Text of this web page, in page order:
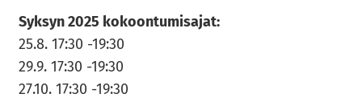
Syk­syn 2025 ko­koon­tu­mi­sa­jat:
25.8. 17:30 -19:30
29.9. 17:30 -19:30
27.10. 17:30 -19:30